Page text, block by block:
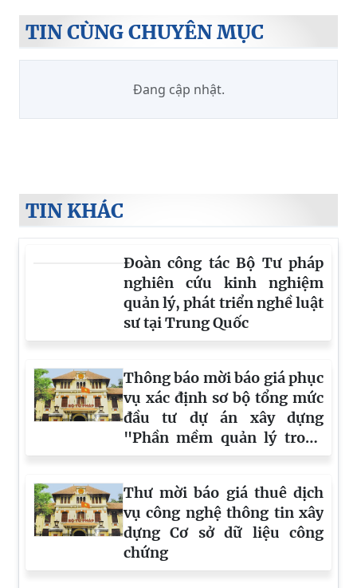
TIN CÙNG CHUYÊN MỤC
Đang cập nhật.
TIN KHÁC
Đoàn công tác Bộ Tư pháp
nghiên cứu kinh nghiệm
quản lý, phát triển nghề luật
sư tại Trung Quốc
Thông báo mời báo giá phục
vụ xác định sơ bộ tổng mức
đầu tư dự án xây dựng
"Phần mềm quản lý trong
lĩnh vực bổ trợ tư pháp"
Thư mời báo giá thuê dịch
vụ công nghệ thông tin xây
dựng Cơ sở dữ liệu công
chứng